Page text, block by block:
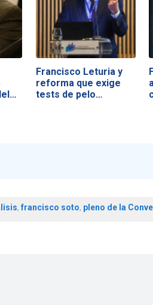
Francisco Leturia y
reforma que exige
tests de pelo…
,francisco soto, pleno de la